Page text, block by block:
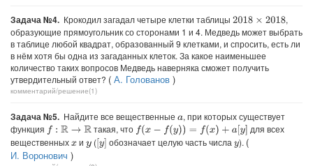
Задача №4. Крокодил загадал четыре клетки таблицы 2018×2018
,
образующие прямоугольник со сторонами 1 и 4. Медведь может выбрать
в таблице любой квадрат, образованный 9 клетками, и спросить, есть ли
в нём хотя бы одна из загаданных клеток. За какое наименьшее
количество таких вопросов Медведь наверняка сможет получить
утвердительный ответ? ( А. Голованов )
комментарий/решение(1)
Задача №5. Найдите все вещественные a, при которых существует
функция f:R →R такая, что f(x−f (y) )=f(x)+ a[y
для всех
вещественныхx иy([ y] обозначает целую часть числа y). (
И. Воронович )